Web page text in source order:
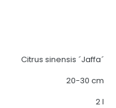
Citrus sinensis ´Jaffa´
20-30 cm
2 l